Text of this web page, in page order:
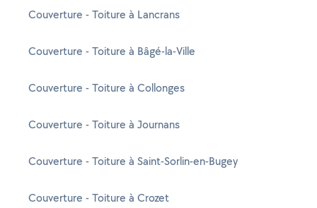
Couverture - Toiture à Lancrans
Couverture - Toiture à Bâgé-la-Ville
Couverture - Toiture à Collonges
Couverture - Toiture à Journans
Couverture - Toiture à Saint-Sorlin-en-Bugey
Couverture - Toiture à Crozet